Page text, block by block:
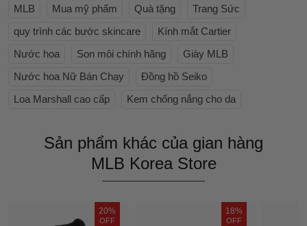
MLB
Mua mỹ phẩm Quà tặng
Trang Sức
quy trình các bước skincare
Kính mắt Cartier
Nước hoa
Son môi chính hãng
Giày MLB
Nước hoa Nữ Bán Chạy
Đồng hồ Seiko
Loa Marshall cao cấp
Kem chống nắng cho da
Sản phẩm khác của gian hàng
MLB Korea Store
20%
OFF
18%
OFF